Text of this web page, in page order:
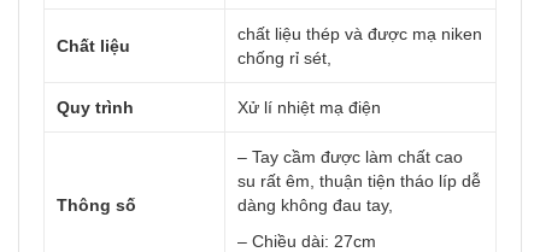
Chất liệu
chất liệu thép và được mạ niken
chống rỉ sét,
Quy trình Xử lí nhiệt mạ điện
Thông số
– Tay cầm được làm chất cao
su rất êm, thuận tiện tháo líp dễ
dàng không đau tay,
– Chiều dài: 27cm